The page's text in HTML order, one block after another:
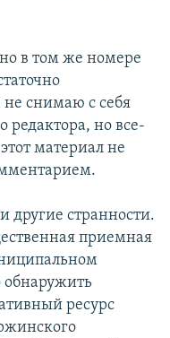
в том же номере
снимаю с себя
редактора, но все-
материал не
странности.
приемная
ресурс